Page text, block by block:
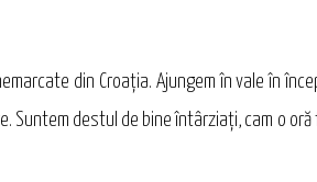
din Croaţia. Ajungem în vale în
Suntem destul de bine întârziaţi, cam o oră